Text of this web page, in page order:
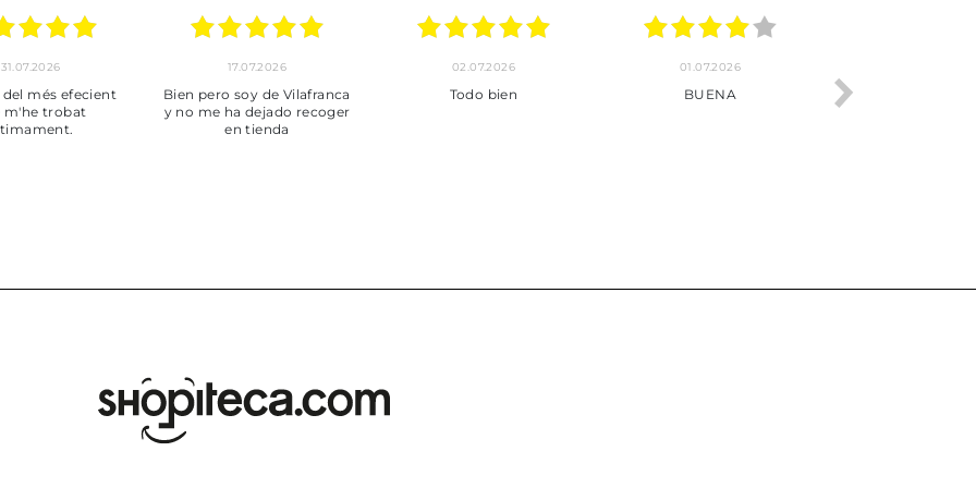
BUENA Tot perfecte
Pedido hecho, pedido
enviado, son muy